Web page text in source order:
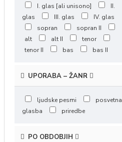
I. glas [ali unisono]
II.
glas
III. glas
IV. glas
sopran
sopran II
alt
alt II
tenor
tenor II
bas bas II
UPORABA – ŽANR
ljudske pesmi
posvetna
glasba
priredbe
PO OBDOBJIH